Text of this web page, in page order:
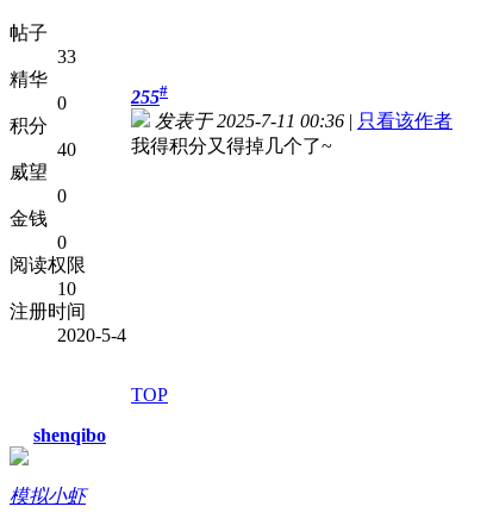
帖子
33
精华
0
积分
40
威望
0
金钱
0
阅读权限
10
注册时间
2020-5-4
255#
发表于 2025-7-11 00:36 | 只看该作者
我得积分又得掉几个了~
TOP
shenqibo
模拟小虾